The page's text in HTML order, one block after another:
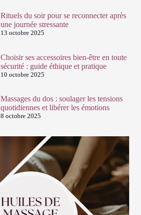
Rituels du soir pour se reconnecter après
une journée stressante
13 octobre 2025
Choisir ses accessoires bien-être en toute
sécurité : guide éthique et pratique
10 octobre 2025
Massages du dos : soulager les tensions
quotidiennes et libérer les émotions
8 octobre 2025